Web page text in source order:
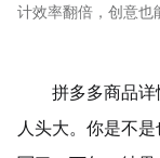
计效率翻倍，创意也
拼多多商品详
人头大。你是不